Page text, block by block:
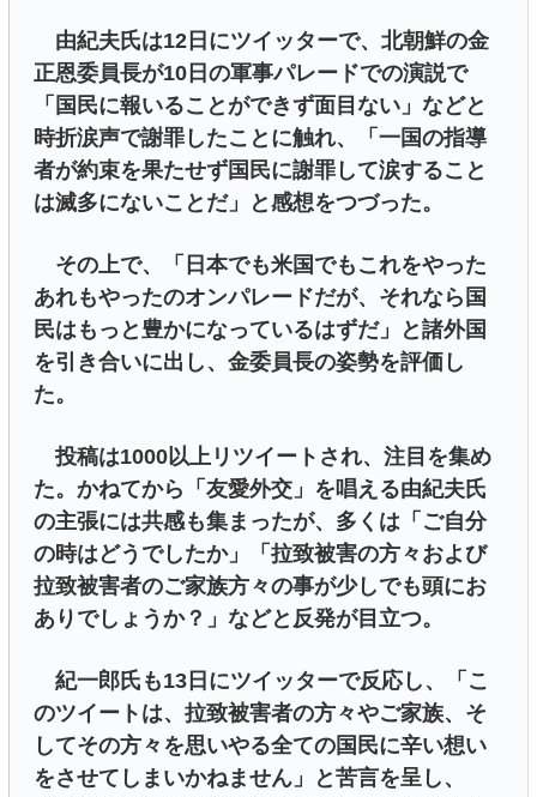
由紀夫氏は12日にツイッターで、北朝鮮の金
正恩委員長が10日の軍事パレードでの演説で
「国民に報いることができず面目ない」などと
時折涙声で謝罪したことに触れ、「一国の指導
者が約束を果たせず国民に謝罪して涙すること
は滅多にないことだ」と感想をつづった。
その上で、「日本でも米国でもこれをやった
あれもやったのオンパレードだが、それなら国
民はもっと豊かになっているはずだ」と諸外国
を引き合いに出し、金委員長の姿勢を評価し
た。
投稿は1000以上リツイートされ、注目を集め
た。かねてから「友愛外交」を唱える由紀夫氏
の主張には共感も集まったが、多くは「ご自分
の時はどうでしたか」「拉致被害の方々および
拉致被害者のご家族方々の事が少しでも頭にお
ありでしょうか？」などと反発が目立つ。
紀一郎氏も13日にツイッターで反応し、「こ
のツイートは、拉致被害者の方々やご家族、そ
してその方々を思いやる全ての国民に辛い想い
をさせてしまいかねません」と苦言を呈し、